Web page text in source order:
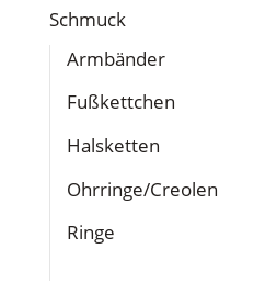
Schmuck
Armbänder
Fußkettchen
Halsketten
Ohrringe/Creolen
Ringe